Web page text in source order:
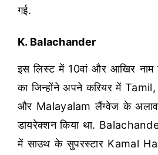
गई.
K. Balachander
इस लिस्ट में 10वां और आखिर
का जिन्होंने अपने करियर में
और Malayalam लैंग्वेज के
डायरेक्शन किया था.
में साउथ के सुपरस्टार Kamal